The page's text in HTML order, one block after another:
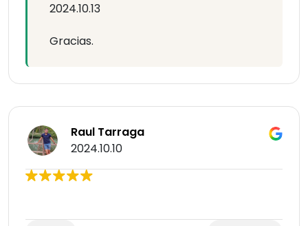
2024.10.13
Gracias.
Raul Tarraga
2024.10.10